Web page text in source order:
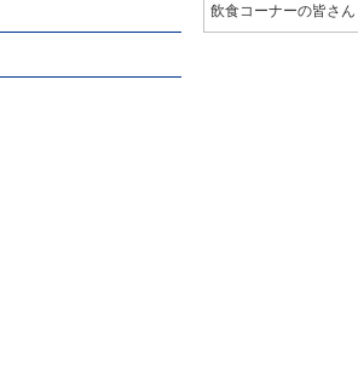
飲食コーナーの皆さん